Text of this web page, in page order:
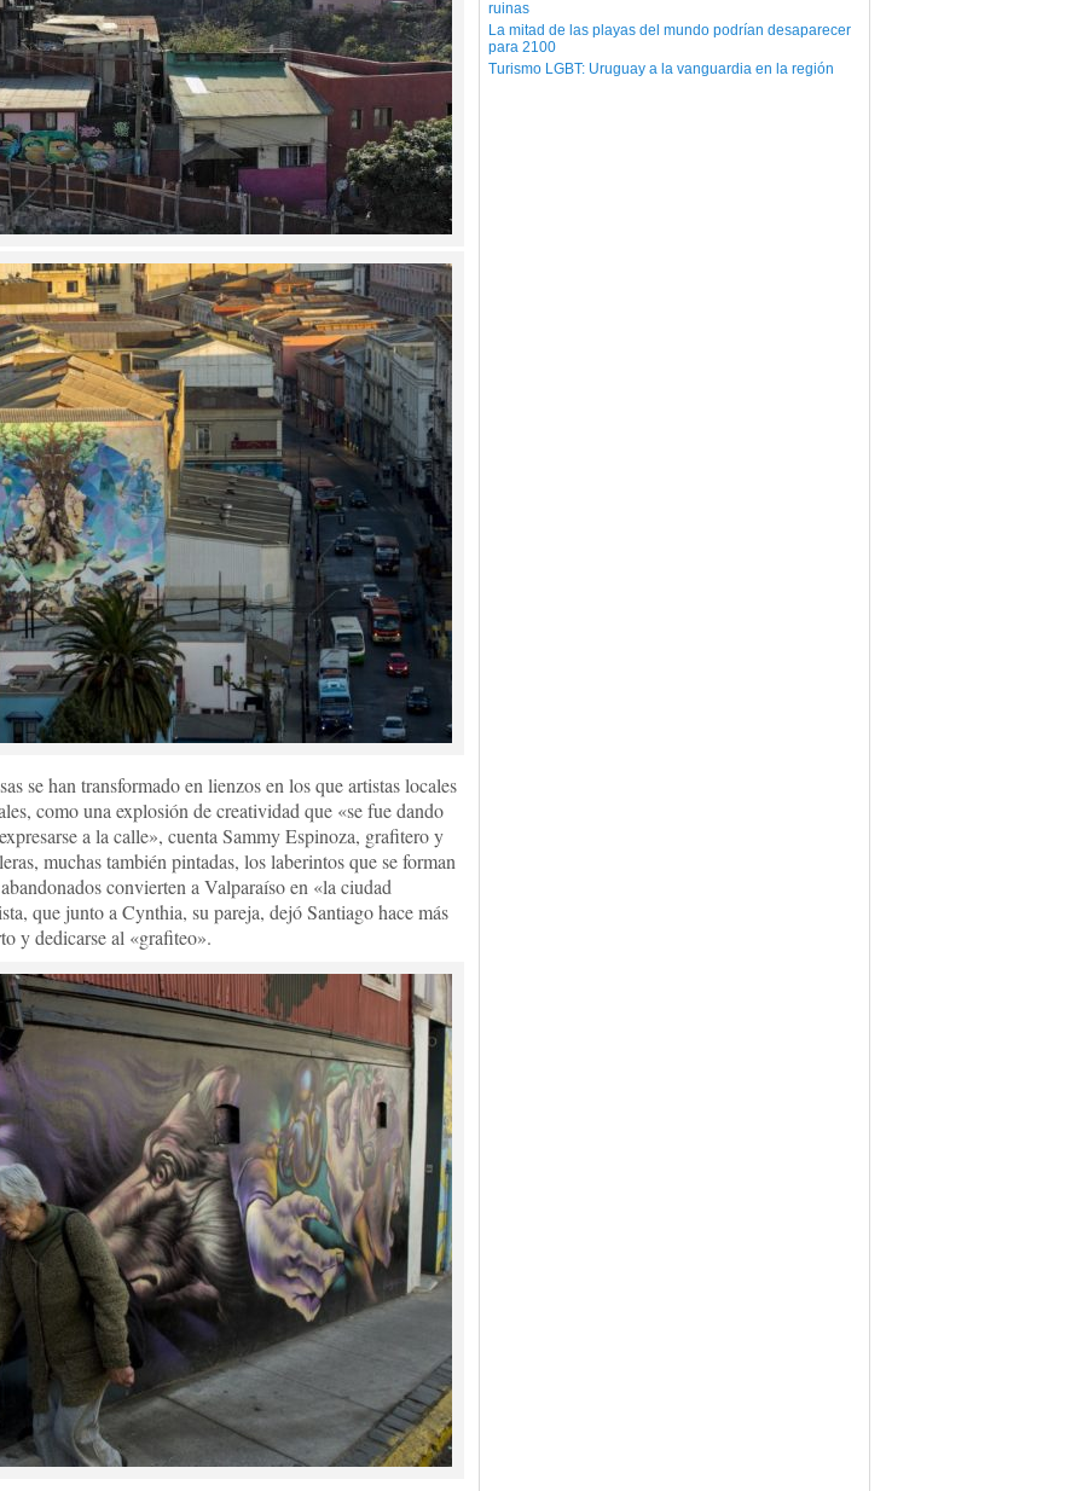
ruinas
La mitad de las playas del mundo podrían desaparecer
para 2100
Turismo LGBT: Uruguay a la vanguardia en la región
se han transformado en lienzos en los que artistas locales
como una explosión de creatividad que «se fue dando
a la calle», cuenta Sammy Espinoza, grafitero y
muchas también pintadas, los laberintos que se forman
convierten a Valparaíso en «la ciudad
que junto a Cynthia, su pareja, dejó Santiago hace más
y dedicarse al «grafiteo».